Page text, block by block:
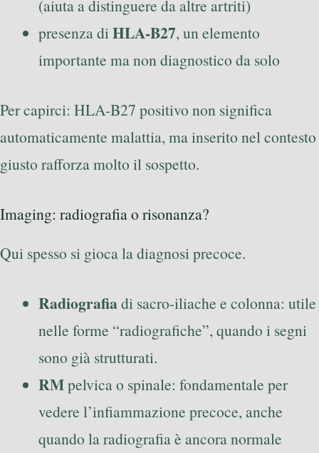
(aiuta a distinguere da altre artriti)
presenza di HLA-B27, un elemento
importante ma non diagnostico da solo
Per capirci: HLA-B27 positivo non significa
automaticamente malattia, ma inserito nel contesto
giusto rafforza molto il sospetto.
Imaging: radiografia o risonanza?
Qui spesso si gioca la diagnosi precoce.
Radiografiadi sacro-iliache e colonna: utile
nelle forme “radiografiche”, quando i segni
sono già strutturati.
RMpelvica o spinale: fondamentale per
vedere l’infiammazione precoce, anche
quando la radiografia è ancora normale